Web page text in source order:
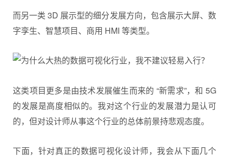
而另一类 3D 展示型的细分发展方向，包含展示大屏、数
字孪生、智慧项目、商用 HMI 等类型。
这类项目更多是由技术发展催生而来的 “新需求”，和 5G
的发展是高度相似的。我对这个行业的发展潜力是认可
的，但对设计师从事这个行业的总体前景持悲观态度。
下面，针对真正的数据可视化设计师，我会从下面几个